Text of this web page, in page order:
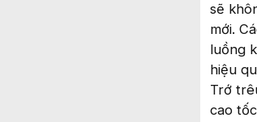
sẽ
mới.
luồng
hiệu
Trớ
cao